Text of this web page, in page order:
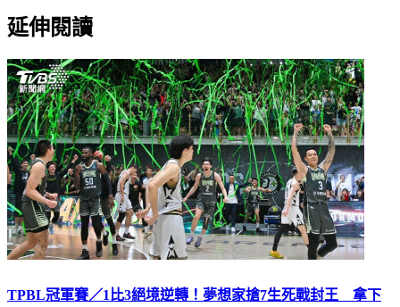
延伸閱讀
TPBL冠軍賽／1比3絕境逆轉！夢想家搶7生死戰封王 拿下